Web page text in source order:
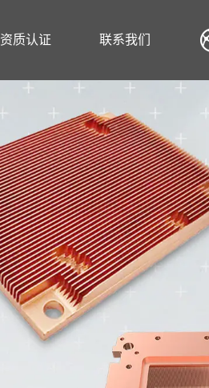
资质认证 联系我们